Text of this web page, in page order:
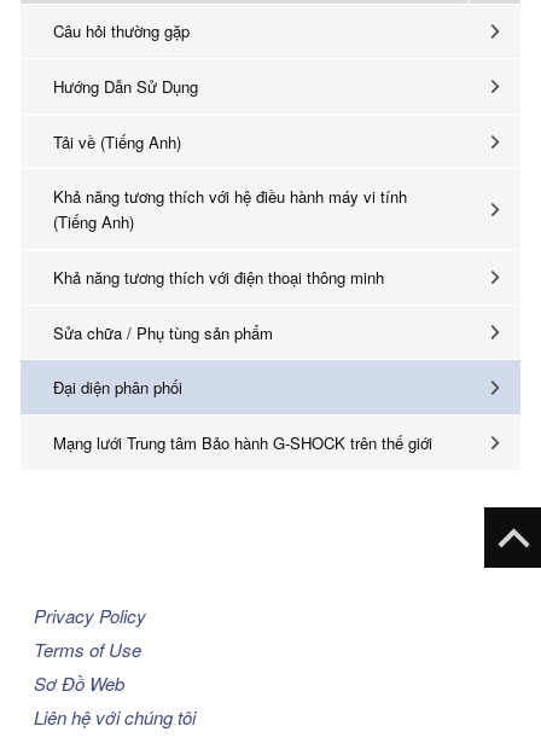
Câu hỏi thường gặp
Hướng Dẫn Sử Dụng
Tải về (Tiếng Anh)
Khả năng tương thích với hệ điều hành máy vi tính
(Tiếng Anh)
Khả năng tương thích với điện thoại thông minh
Sửa chữa / Phụ tùng sản phẩm
Đại diện phân phối
Mạng lưới Trung tâm Bảo hành G-SHOCK trên thế giới
Privacy Policy
Terms of Use
Sơ Đồ Web
Liên hệ với chúng tôi